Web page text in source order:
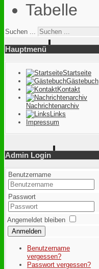
Tabelle
Suchen ...
Hauptmenü
Startseite
Gästebuch
Kontakt
Nachrichtenarchiv
Links
Impressum
Admin Login
Benutzername
Passwort
Angemeldet bleiben
Anmelden
Benutzername
vergessen?
Passwort vergessen?